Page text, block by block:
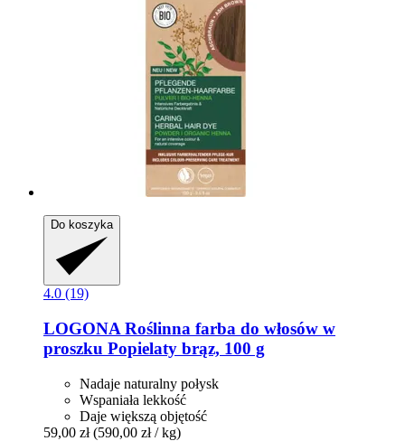
Do koszyka
4.0 (19)
LOGONA Roślinna farba do włosów w
proszku Popielaty brąz, 100 g
Nadaje naturalny połysk
Wspaniała lekkość
Daje większą objętość
59,00 zł (590,00 zł / kg)